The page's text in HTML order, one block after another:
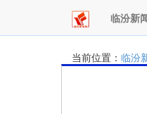
临汾新
当前位置： 临汾